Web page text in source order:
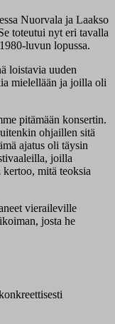
Nuorvala ja Laakso
toteutui nyt eri tavalla
luvun lopussa.
loistavia uuden
mielellään ja joilla oli
pitämään konsertin.
ohjaillen sitä
ajatus oli täysin
joilla
mitä teoksia
vieraileville
josta he